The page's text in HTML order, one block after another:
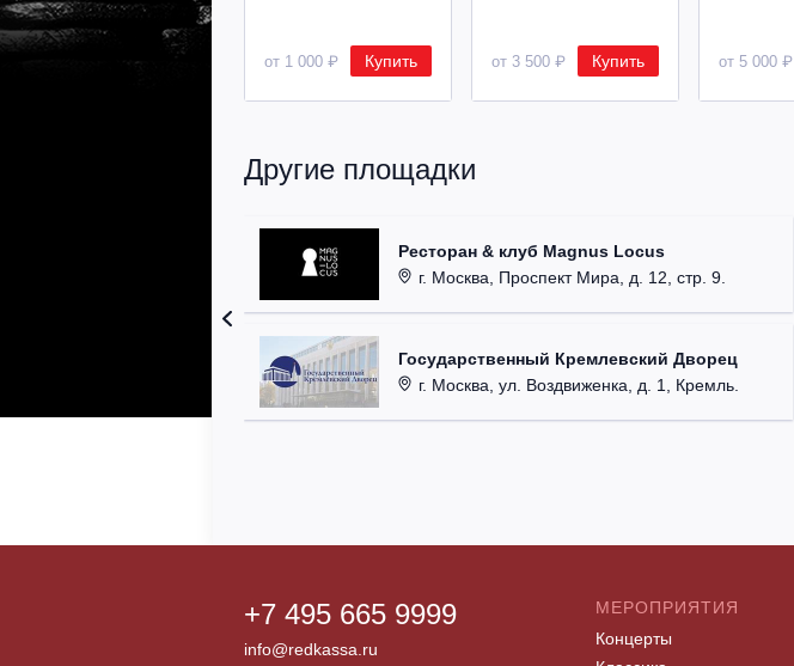
от 1 000 ₽ Купить от 3 500 ₽ Купить от 5 000 ₽
Другие площадки
Ресторан & клуб Magnus Locus
г. Москва, Проспект Мира, д. 12, стр. 9.
Государственный Кремлевский Дворец
г. Москва, ул. Воздвиженка, д. 1, Кремль.
+7 495 665 9999
info@redkassa.ru
МЕРОПРИЯТИЯ
Концерты